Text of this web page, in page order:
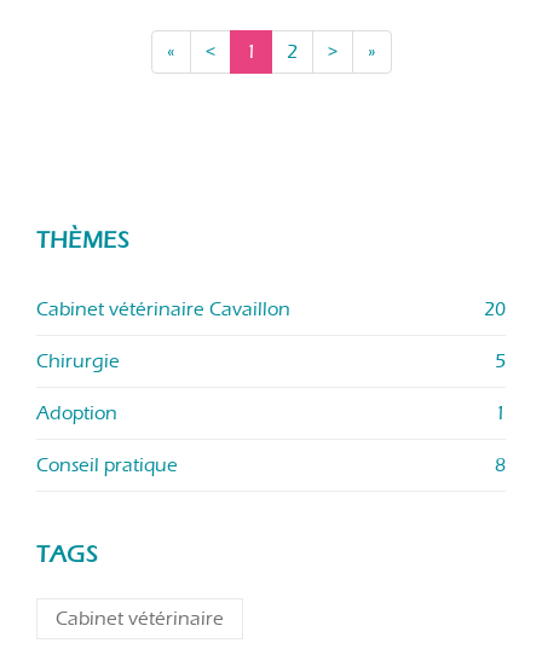
« < 1 2 > »
THÈMES
Cabinet vétérinaire Cavaillon 20
Chirurgie 5
Adoption 1
Conseil pratique 8
TAGS
Cabinet vétérinaire